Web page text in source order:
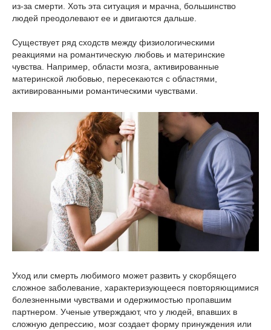
из-за смерти. Хоть эта ситуация и мрачна, большинство
людей преодолевают ее и двигаются дальше.
Существует ряд сходств между физиологическими
реакциями на романтическую любовь и материнские
чувства. Например, области мозга, активированные
материнской любовью, пересекаются с областями,
активированными романтическими чувствами.
Уход или смерть любимого может развить у скорбящего
сложное заболевание, характеризующееся повторяющимися
болезненными чувствами и одержимостью пропавшим
партнером. Ученые утверждают, что у людей, впавших в
сложную депрессию, мозг создает форму принуждения или